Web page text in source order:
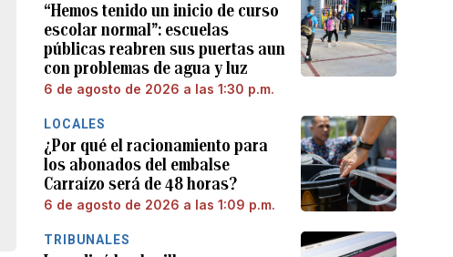
“Hemos tenido un inicio de curso
escolar normal”: escuelas
públicas reabren sus puertas aun
con problemas de agua y luz
6 de agosto de 2026 a las 1:30 p.m.
LOCALES
¿Por qué el racionamiento para
los abonados del embalse
Carraízo será de 48 horas?
6 de agosto de 2026 a las 1:09 p.m.
TRIBUNALES